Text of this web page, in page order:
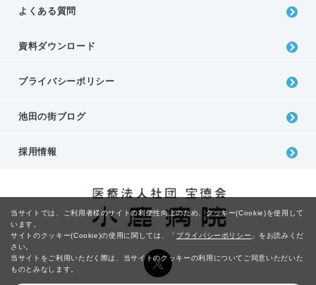
よくある質問
資料ダウンロード
プライバシーポリシー
池⽥の街ブログ
採用情報
当サイトでは、ご利用者様のサイトの利便性向上のため、クッキー(Cookie)を使用して
います。
サイトのクッキー(Cookie)の使用に関しては、
「 プライバシーポリシー 」をお読みくだ
さい。
当サイトをご利用いただく際は、当サイトのクッキーの利用についてご同意いただいた
ものとみなします。